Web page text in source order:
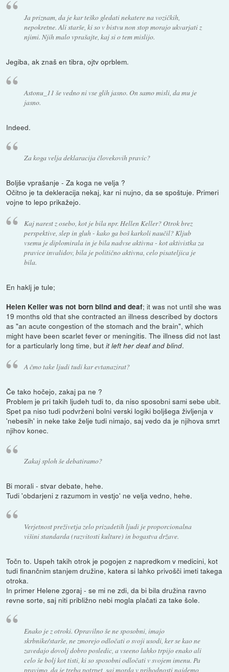
Ja priznam, da je kar teško gledati nekatere na vozičkih,
nepokretne. Ali starše, ki so v bistvu non stop morajo ukvarjati z
njimi. Njih malo vprašajte, kaj si o tem mislijo.
Jegiba, ak znaš en tibra, ojtv oprblem.
Astonu_11 še vedno ni vse glih jasno. On samo misli, da mu je
jasno.
Indeed.
Za koga velja deklaracija človekovih pravic?
Boljše vprašanje - Za koga ne velja ?
Očitno je ta dekleracija nekaj, kar ni nujno, da se spoštuje. Primeri
vojne to lepo prikažejo.
Kaj narest z osebo, kot je bila npr. Hellen Keller? Otrok brez
perspektive, slep in gluh - kako ga boš karkoli naučil? Kljub
vsemu je diplomirala in je bila nadvse aktivna - kot aktivistka za
pravice invalidov, bila je politično aktivna, celo pisateljica je
bila.
En haklj je tule;
Helen Keller was not born blind and deaf; it was not until she was
19 months old that she contracted an illness described by doctors
as "an acute congestion of the stomach and the brain", which
might have been scarlet fever or meningitis. The illness did not last
for a particularly long time, butit left her deaf and blind.
A čmo take ljudi tudi kar evtanazirat?
Če tako hočejo, zakaj pa ne ?
Problem je pri takih ljudeh tudi to, da niso sposobni sami sebe ubit.
Spet pa niso tudi podvrženi bolni verski logiki boljšega življenja v
'nebesih' in neke take želje tudi nimajo, saj vedo da je njihova smrt
njihov konec.
Zakaj sploh še debatiramo?
Bi morali - stvar debate, hehe.
Tudi 'obdarjeni z razumom in vestjo' ne velja vedno, hehe.
Verjetnost preživetja zelo prizadetih ljudi je proporcionalna
višini standarda (razvitosti kulture) in bogastva države.
Točn to. Uspeh takih otrok je pogojen z napredkom v medicini, kot
tudi finančnim stanjem družine, katera si lahko privošči imeti takega
otroka.
In primer Helene zgoraj - se mi ne zdi, da bi bila družina ravno
revne sorte, saj niti približno nebi mogla plačati za take šole.
Enako je z otroki. Opravilno še ne sposobni, imajo
skrbnike/starše, ne zmorejo odločati o svoji usodi, ker se kao ne
zavedajo dovolj dobro posledic, a vseeno lahko trpijo enako ali
celo še bolj kot tisti, ki so sposobni odločati v svojem imenu. Pa
pravimo, da je treba potrpet, saj morda v prihodnosti najdemo